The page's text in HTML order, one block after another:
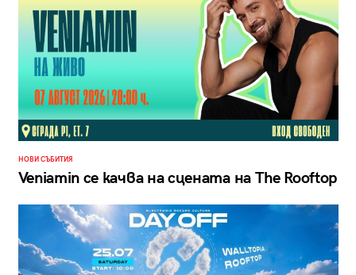
НОВИ СЪБИТИЯ
Veniamin се качва на сцената на The Rooftop